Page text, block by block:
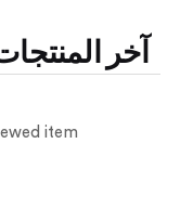
آخر
item.